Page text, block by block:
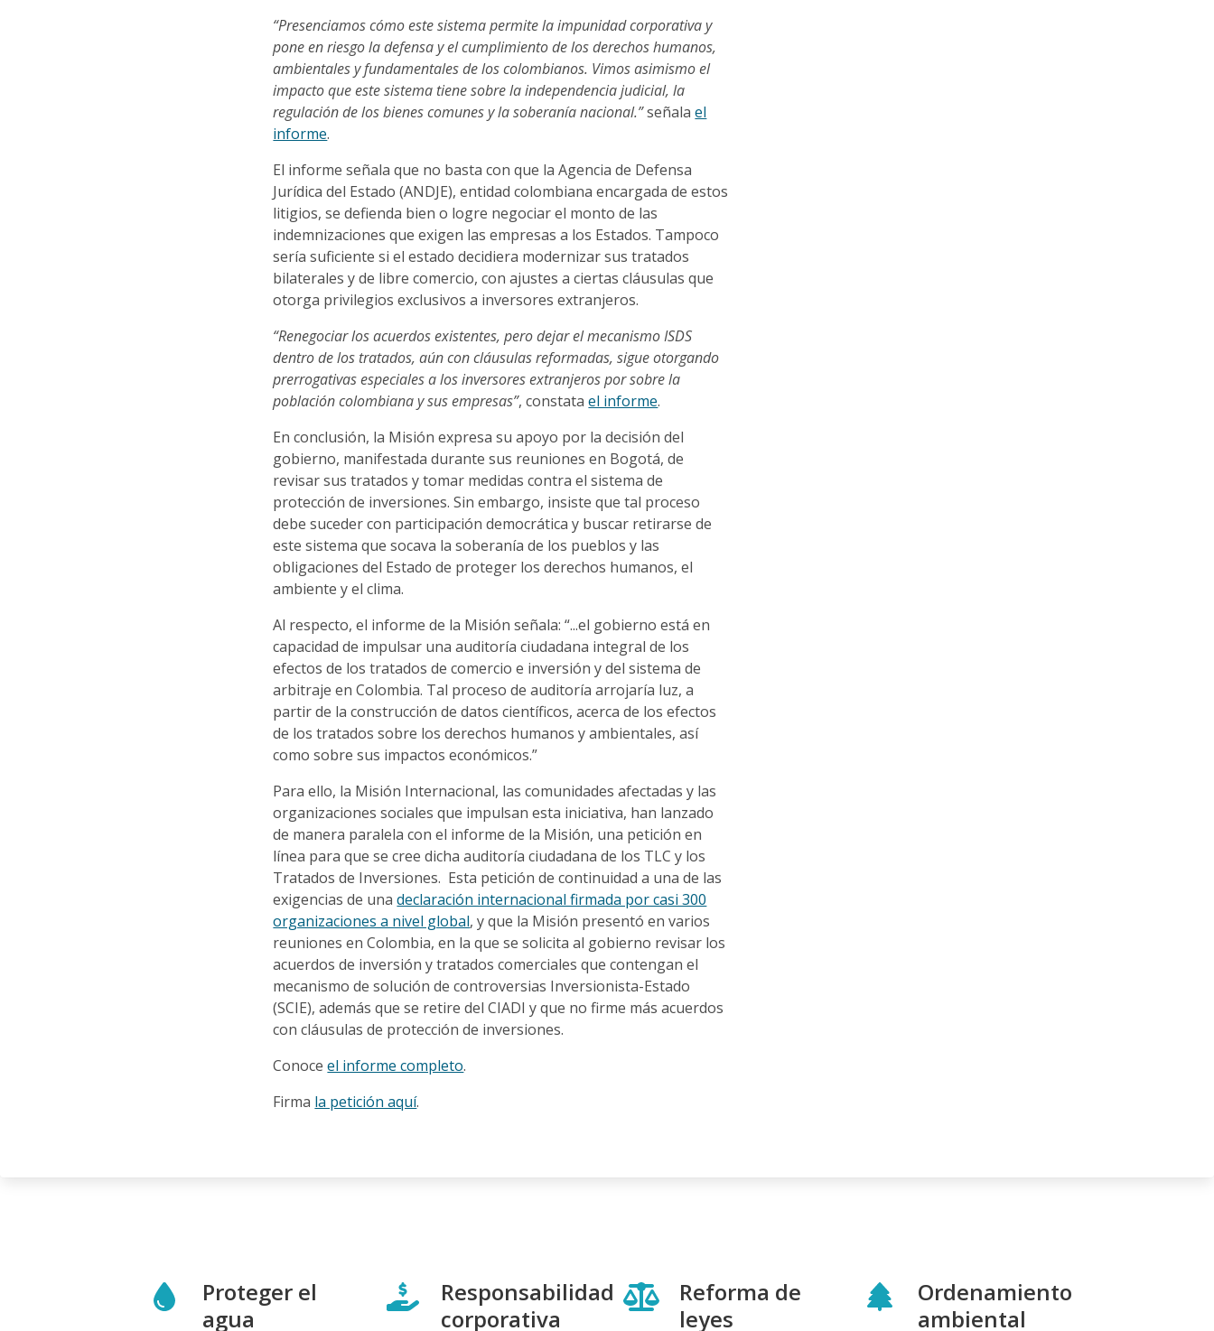
“Presenciamos cómo este sistema permite la impunidad corporativa y
pone en riesgo la defensa y el cumplimiento de los derechos humanos,
ambientales y fundamentales de los colombianos. Vimos asimismo el
impacto que este sistema tiene sobre la independencia judicial, la
regulación de los bienes comunes y la soberanía nacional.”señalael
informe.
El informe señala que no basta con que la Agencia de Defensa
Jurídica del Estado (ANDJE), entidad colombiana encargada de estos
litigios, se defienda bien o logre negociar el monto de las
indemnizaciones que exigen las empresas a los Estados. Tampoco
sería suficiente si el estado decidiera modernizar sus tratados
bilaterales y de libre comercio, con ajustes a ciertas cláusulas que
otorga privilegios exclusivos a inversores extranjeros.
“Renegociar los acuerdos existentes, pero dejar el mecanismo ISDS
dentro de los tratados, aún con cláusulas reformadas, sigue otorgando
prerrogativas especiales a los inversores extranjeros por sobre la
población colombiana y sus empresas”, constatael informe.
En conclusión, la Misión expresa su apoyo por la decisión del
gobierno, manifestada durante sus reuniones en Bogotá, de
revisar sus tratados y tomar medidas contra el sistema de
protección de inversiones. Sin embargo, insiste que tal proceso
debe suceder con participación democrática y buscar retirarse de
este sistema que socava la soberanía de los pueblos y las
obligaciones del Estado de proteger los derechos humanos, el
ambiente y el clima.
Al respecto, el informe de la Misión señala: “...el gobierno está en
capacidad de impulsar una auditoría ciudadana integral de los
efectos de los tratados de comercio e inversión y del sistema de
arbitraje en Colombia. Tal proceso de auditoría arrojaría luz, a
partir de la construcción de datos científicos, acerca de los efectos
de los tratados sobre los derechos humanos y ambientales, así
como sobre sus impactos económicos.”
Para ello, la Misión Internacional, las comunidades afectadas y las
organizaciones sociales que impulsan esta iniciativa, han lanzado
de manera paralela con el informe de la Misión, una petición en
línea para que se cree dicha auditoría ciudadana de los TLC y los
Tratados de Inversiones. Esta petición de continuidad a una de las
exigencias de unadeclaración internacional firmada por casi 300
organizaciones a nivel global, y que la Misión presentó en varios
reuniones en Colombia, en la que se solicita al gobierno revisar los
acuerdos de inversión y tratados comerciales que contengan el
mecanismo de solución de controversias Inversionista-Estado
(SCIE), además que se retire del CIADI y que no firme más acuerdos
con cláusulas de protección de inversiones.
Conoceel informe completo.
Firma la petición aquí.
Proteger el
agua
Responsabilidad
corporativa
Reforma de
leyes
Ordenamiento
ambiental